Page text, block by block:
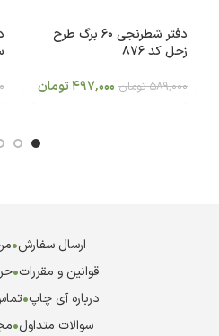
دفتر شطرنجی 60 برگ طرح
زحل کد 876
589,000 تومان 497,000تومان
ارسال سفارش•
قوانین و مقررات•
درباره آی چاپ•
سوالات متداول•